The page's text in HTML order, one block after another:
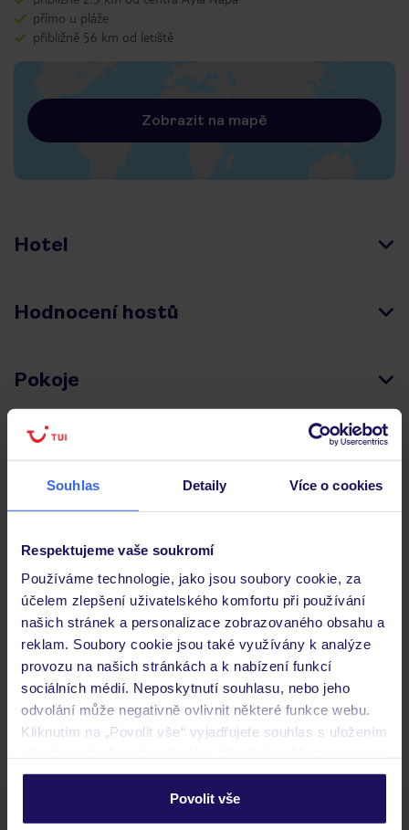
Souhlas Detaily Více o cookies
Respektujeme vaše soukromí
Používáme technologie, jako jsou soubory cookie, za
účelem zlepšení uživatelského komfortu při používání
našich stránek a personalizace zobrazovaného obsahu a
reklam. Soubory cookie jsou také využívány k analýze
provozu na našich stránkách a k nabízení funkcí
sociálních médií. Neposkytnutí souhlasu, nebo jeho
odvolání může negativně ovlivnit některé funkce webu.
Kliknutím na „Povolit vše“ vyjadřujete souhlas s uložením
personalizovat v sekci „Personalizace“.
Podrobné informace o souborech cookie naleznete v
Povolit vše
přímo u pláže
přibližně 56 km od letiště
Zobrazit na mapě
Hotel
Hodnocení hostů
Pokoje
Stravování
Důležité informace
Často kladené otázky
Jaké doklady jsou potřebné při cestování?
Budeme ubytováni ihned po příjezdu do hotelu?
Kam jít po přistání a vyzvednutí zavazadel?
Zobrazit další
Stáhněte si bezplatnou aplikaci TUI